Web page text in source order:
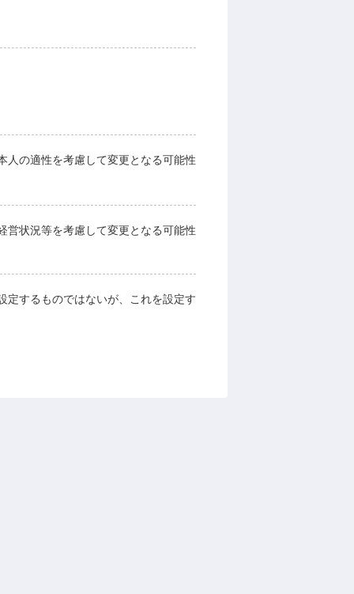
人の適性を考慮して変更となる可能性
営状況等を考慮して変更となる可能性
定するものではないが、これを設定す